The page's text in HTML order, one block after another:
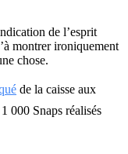
de l’esprit
montrer ironiquement
chose.
de la caisse aux
000 Snaps réalisés